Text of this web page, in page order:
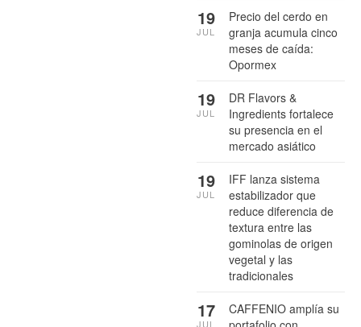
Precio del cerdo en
granja acumula cinco
meses de caída:
Opormex
19
JUL
DR Flavors &
Ingredients fortalece
su presencia en el
mercado asiático
19
JUL
IFF lanza sistema
estabilizador que
reduce diferencia de
textura entre las
gominolas de origen
vegetal y las
tradicionales
19
JUL
CAFFENIO amplía su
17
JUL